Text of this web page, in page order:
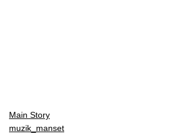
Main Story
muzik_manset